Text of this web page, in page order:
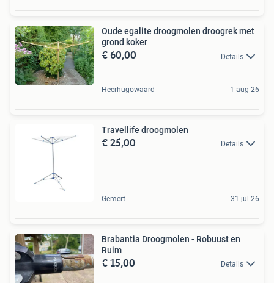
Oude egalite droogmolen droogrek met
grond koker
€ 60,00 Details
Heerhugowaard 1 aug 26
Travellife droogmolen
€ 25,00 Details
Gemert 31 jul 26
Brabantia Droogmolen - Robuust en
Ruim
€ 15,00 Details